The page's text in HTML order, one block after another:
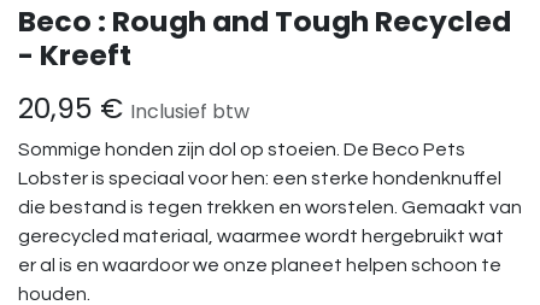
Beco : Rough and Tough Recycled
- Kreeft
20,95 € Inclusief btw
Sommige honden zijn dol op stoeien. De Beco Pets
Lobster is speciaal voor hen: een sterke hondenknuffel
die bestand is tegen trekken en worstelen. Gemaakt van
gerecycled materiaal, waarmee wordt hergebruikt wat
er al is en waardoor we onze planeet helpen schoon te
houden.